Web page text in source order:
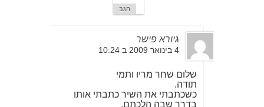
הגב
גיורא פישר
4 בינואר 2009 ב 10:24
שלום שחר מריו ותמי
תודה.
כשכתבתי את השיר כתבתי אותו
בדרך שבה הלכתם.